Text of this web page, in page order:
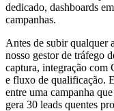
dedicado, dashboards
campanhas.
Antes de subir qualquer
nosso gestor de tráfego
captura, integração com
e fluxo de qualificação.
entre uma campanha
gera 30 leads quentes